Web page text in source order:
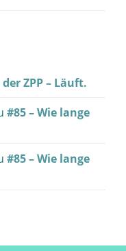
ZPP – Läuft.
#85 – Wie lange
#85 – Wie lange